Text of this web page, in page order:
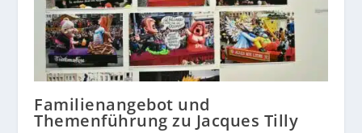
Familienangebot und
Themenführung zu Jacques Tilly